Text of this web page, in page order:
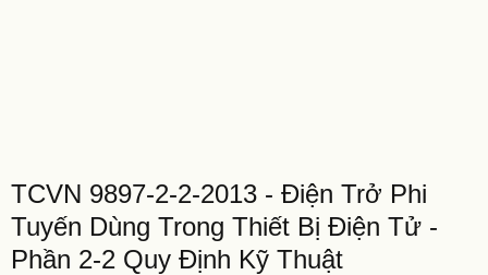
TCVN 9897-2-2-2013 - Điện Trở Phi
Tuyến Dùng Trong Thiết Bị Điện Tử -
Phần 2-2 Quy Định Kỹ Thuật